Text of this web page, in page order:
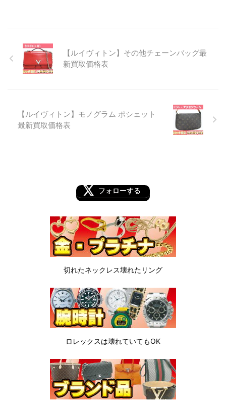
【ルイヴィトン】その他チェーンバッグ最
新買取価格表
【ルイヴィトン】モノグラム ポシェット
最新買取価格表
フォローする
切れたネックレス壊れたリング
ロレックスは壊れていてもOK